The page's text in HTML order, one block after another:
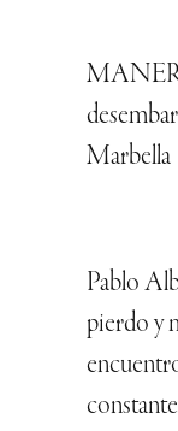
Marbella
Pablo
pierdo y